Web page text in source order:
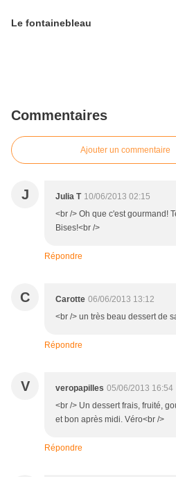
Le fontainebleau
Commentaires
Ajouter un commentaire
J Julia T 10/06/2013 02:15
<br /> Oh que c'est gourmand!
Bises!<br />
Répondre
C Carotte 06/06/2013 13:12
<br /> un très beau dessert de
Répondre
V veropapilles 05/06/2013 16:54
<br /> Un dessert frais, fruité,
et bon après midi. Véro<br />
Répondre